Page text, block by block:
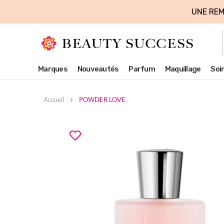
UNE
Marques Nouveautés Parfum Maquillage
Accueil POWDER LOVE